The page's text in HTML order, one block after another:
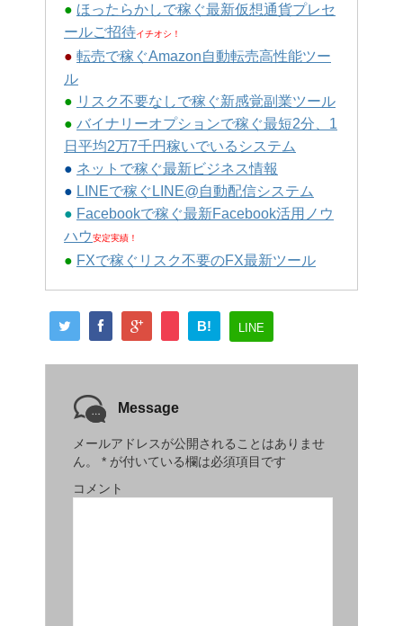
● ほったらかしで稼ぐ最新仮想通貨プレセ
ールご招待イチオシ！
● 転売で稼ぐAmazon自動転売高性能ツー
ル
● リスク不要なしで稼ぐ新感覚副業ツール
● バイナリーオプションで稼ぐ最短2分、1
日平均2万7千円稼いでいるシステム
● ネットで稼ぐ最新ビジネス情報
● LINEで稼ぐLINE@自動配信システム
● Facebookで稼ぐ最新Facebook活用ノウ
ハウ安定実績！
● FXで稼ぐリスク不要のFX最新ツール
B! LINE
Message
メールアドレスが公開されることはありませ
ん。
* が付いている欄は必須項目です
コメント